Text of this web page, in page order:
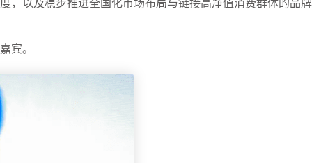
，以及稳步推进全国化市场布局与链接高净值消费群体的品牌
宾。